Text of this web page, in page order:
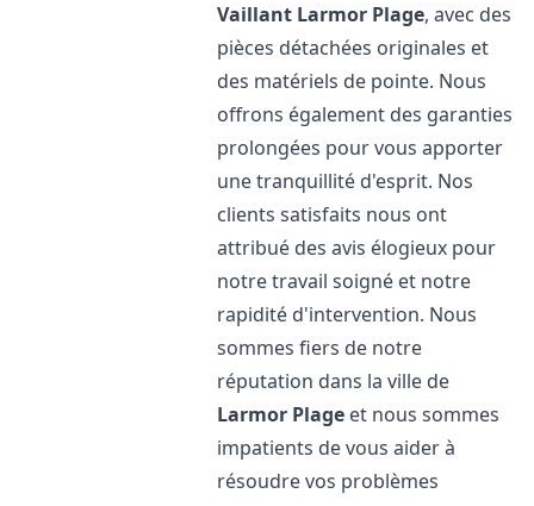
Vaillant Larmor Plage, avec des
pièces détachées originales et
des matériels de pointe. Nous
offrons également des garanties
prolongées pour vous apporter
une tranquillité d'esprit. Nos
clients satisfaits nous ont
attribué des avis élogieux pour
notre travail soigné et notre
rapidité d'intervention. Nous
sommes fiers de notre
réputation dans la ville de
Larmor Plage et nous sommes
impatients de vous aider à
résoudre vos problèmes